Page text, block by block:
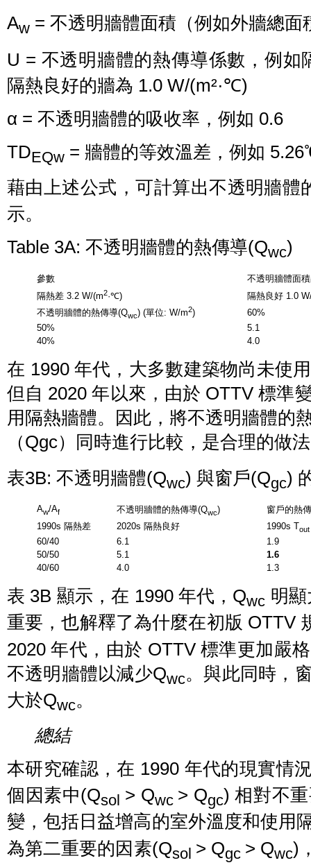
Aw = 不透明牆體面積（例如外牆總面
U = 不透明牆體的熱傳導係數，例
隔熱良好的牆為 1.0 W/(m²·℃)
α = 不透明牆體的吸收率，例如 0.6
TDEQw = 牆體的等效溫差，例如
藉由上述公式，可計算出不透明牆體
示。
Table 3A: 不透明牆體的熱傳導(Qwc)
參數
不透明牆體面
隔熱差 3.2 W/(m2·℃)
隔熱良好 1.0
不透明牆體的熱傳導(Qwc) (單位: W/m2)
60%
50%
5.1
40%
4.0
在 1990 年代，大多數建築物尚未使
但自 2020 年以來，由於 OTTV 標準
用隔熱牆體。因此，將不透明牆體的
（Qgc）同時進行比較，是合理的做
表3B: 不透明牆體(Qwc) 與窗戶(Qgc)
Aw/Af 不透明牆體的熱傳導(Qwc)
窗戶的熱
1990s 隔熱差
2020s 隔熱良好 1990s Tout
60/40 6.1
1.9
50/50
5.1
1.6
40/60
4.0 1.3
表 3B 顯示，在 1990 年代，Qwc 明
重要，也解釋了為什麼在初版 OTTV
2020 年代，由於 OTTV 標準更加嚴
不透明牆體以減少Qwc。與此同時，
大於Qwc。
總結
本研究確認，在 1990 年代的現實情
個因素中(Qsol > Qwc > Qgc) 相對不
變，包括日益增高的室外溫度和使用
為第二重要的因素(Qsol > Qgc > Qwc)